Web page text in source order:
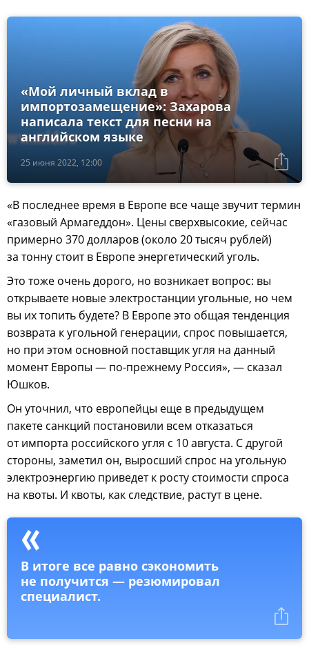
25 июня 2022, 12:00
«Мой личный вклад в
импортозамещение»: Захарова
написала текст для песни на
английском языке
«В последнее время в Европе все чаще звучит термин
«газовый Армагеддон». Цены сверхвысокие, сейчас
примерно 370 долларов (около 20 тысяч рублей)
за тонну стоит в Европе энергетический уголь.
Это тоже очень дорого, но возникает вопрос: вы
открываете новые электростанции угольные, но чем
вы их топить будете? В Европе это общая тенденция
возврата к угольной генерации, спрос повышается,
но при этом основной поставщик угля на данный
момент Европы — по-прежнему Россия», — сказал
Юшков.
Он уточнил, что европейцы еще в предыдущем
пакете санкций постановили всем отказаться
от импорта российского угля с 10 августа. С другой
стороны, заметил он, выросший спрос на угольную
электроэнергию приведет к росту стоимости спроса
на квоты. И квоты, как следствие, растут в цене.
В итоге все равно сэкономить
не получится — резюмировал
специалист.